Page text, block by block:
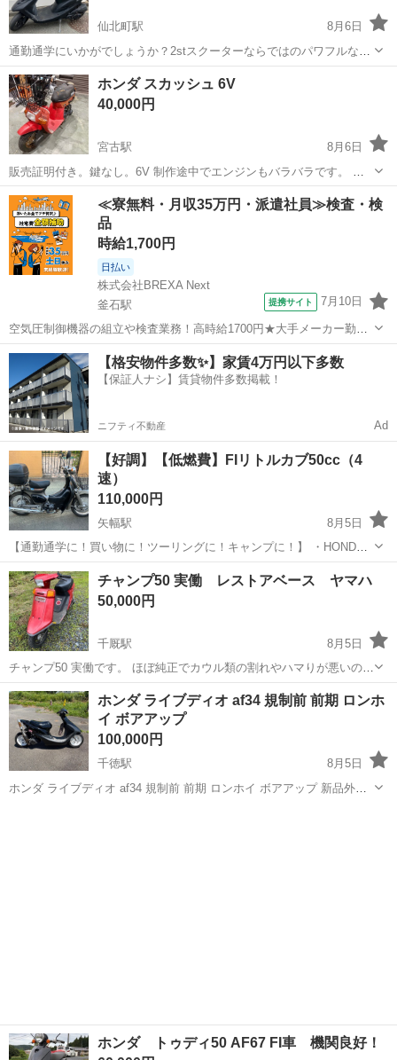
仙北町駅
8月6日
通勤通学にいかがでしょうか？2stスクーターならではのパワフルな加
速で車の流れに乗れます。 タイヤ前後溝あり✨ バッテリー新品✨ 消耗
品やシートは張り替えて新品です なんとクラッチシューもドライブベ
ルトも交換して絶好調です...
岩手 盛岡市 仙北町駅
ホンダ スカッシュ 6V
40,000円
宮古駅
8月6日
販売証明付き。鍵なし。6V 制作途中でエンジンもバラバラです。 レ
ストアしたい方オススメです。 知識ある人、根性ある人向けです。 6
万→4万値下げ
岩手 宮古市 宮古駅 ホンダ
≪寮無料・月収35万円・派遣社員≫検査・検
品
時給1,700円
日払い
株式会社BREXA Next
釜石駅
提携サイト 7月10日
空気圧制御機器の組立や検査業務！高時給1700円★大手メーカー勤
務！嬉しい寮費無料！ワンルーム寮完備★マイカー通勤OK＆工場敷地
内に無料駐車場あり★！《岩手県釜石市》 人気の工場のお仕事 ◇空気
圧制御機器（シリンダ、バルブ...
岩手 釜石市 釜石駅 その他
【格安物件多数✨】家賃4万円以下多数
【保証人ナシ】賃貸物件多数掲載！
ニフティ不動産 Ad
【好調】【低燃費】FIリトルカブ50cc（4
速）
110,000円
矢幅駅
8月5日
【通勤通学に！買い物に！ツーリングに！キャンプに！】 ・HONDA
リトルカブ 50cc AA01 ・FI インジェクション ・セル付き 4速 ・
走行距離約22,000キロ ・好調すぐ乗れます （8/5往復50キロツーリン
グ...
岩手 紫波郡 矢幅駅 ホンダ
チャンプ50 実働 レストアベース ヤマハ
50,000円
千厩駅
8月5日
チャンプ50 実働です。 ほぼ純正でカウル類の割れやハマりが悪いので
そこだけです。 cxではなく今では中々出てこないチャンプだと思われ
ます。 3nで宜しくお願い致します。
岩手 一関市 千厩駅 ヤマハ
ホンダ ライブディオ af34 規制前 前期 ロンホ
イ ボアアップ
100,000円
千徳駅
8月5日
ホンダ ライブディオ af34 規制前 前期 ロンホイ ボアアップ 新品外装
ホンダ トゥディ50 AF67 FI車 機関良好！